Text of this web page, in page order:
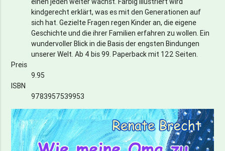
kindgerecht erklärt, was es mit den Generationen auf
sich hat. Gezielte Fragen regen Kinder an, die eigene
Geschichte und die ihrer Familien erfahren zu wollen. Ein
wundervoller Blick in die Basis der engsten Bindungen
unserer Welt. Ab 4 bis 99. Paperback mit 122 Seiten.
Preis
9.95
ISBN
9783957539953